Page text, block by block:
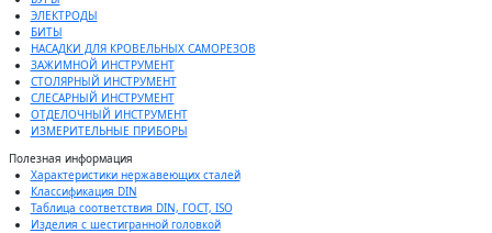
ЭЛЕКТРОДЫ
БИТЫ
НАСАДКИ ДЛЯ КРОВЕЛЬНЫХ САМОРЕЗОВ
ЗАЖИМНОЙ ИНСТРУМЕНТ
СТОЛЯРНЫЙ ИНСТРУМЕНТ
СЛЕСАРНЫЙ ИНСТРУМЕНТ
ОТДЕЛОЧНЫЙ ИНСТРУМЕНТ
ИЗМЕРИТЕЛЬНЫЕ ПРИБОРЫ
Полезная информация
Характеристики нержавеющих сталей
Классификация DIN
Таблица соответствия DIN, ГОСТ, ISO
Изделия с шестигранной головкой